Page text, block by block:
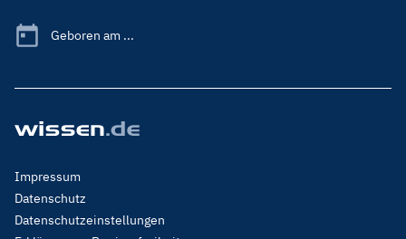
Geboren am ...
Footer
Menu
Legal
Impressum
Datenschutz
Datenschutzeinstellungen